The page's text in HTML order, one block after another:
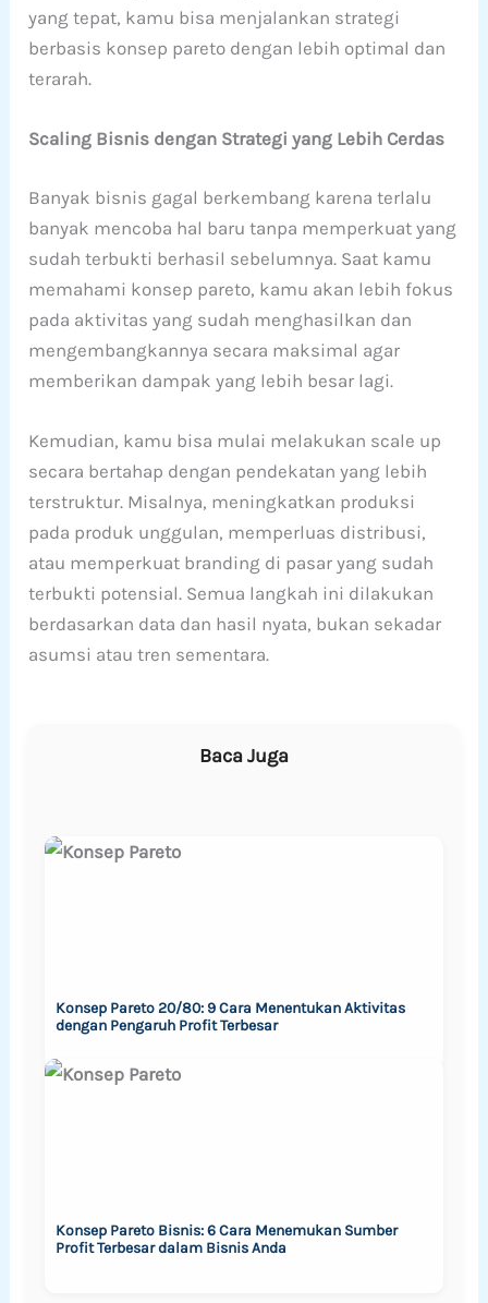
yang tepat, kamu bisa menjalankan strategi
berbasis konsep pareto dengan lebih optimal dan
terarah.
Scaling Bisnis dengan Strategi yang Lebih Cerdas
Banyak bisnis gagal berkembang karena terlalu
banyak mencoba hal baru tanpa memperkuat yang
sudah terbukti berhasil sebelumnya. Saat kamu
memahami konsep pareto, kamu akan lebih fokus
pada aktivitas yang sudah menghasilkan dan
mengembangkannya secara maksimal agar
memberikan dampak yang lebih besar lagi.
Kemudian, kamu bisa mulai melakukan scale up
secara bertahap dengan pendekatan yang lebih
terstruktur. Misalnya, meningkatkan produksi
pada produk unggulan, memperluas distribusi,
atau memperkuat branding di pasar yang sudah
terbukti potensial. Semua langkah ini dilakukan
berdasarkan data dan hasil nyata, bukan sekadar
asumsi atau tren sementara.
Baca Juga
Konsep Pareto 20/80: 9 Cara Menentukan Aktivitas
dengan Pengaruh Profit Terbesar
Konsep Pareto Bisnis: 6 Cara Menemukan Sumber
Profit Terbesar dalam Bisnis Anda